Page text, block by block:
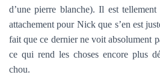
d’une pierre blanche). Il est
attachement pour Nick que s’en est
fait que ce dernier ne voit absolument
ce qui rend les choses encore plus
chou.